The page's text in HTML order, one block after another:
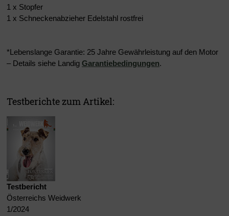
1 x Stopfer
1 x Schneckenabzieher Edelstahl rostfrei
*Lebenslange Garantie: 25 Jahre Gewährleistung auf den Motor
– Details siehe Landig Garantiebedingungen.
Testberichte zum Artikel:
Testbericht
Österreichs Weidwerk
1/2024